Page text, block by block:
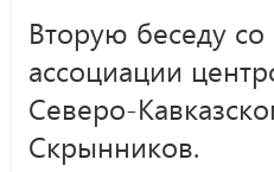
Вторую беседу со
ассоциации
Северо-
Скрынников.